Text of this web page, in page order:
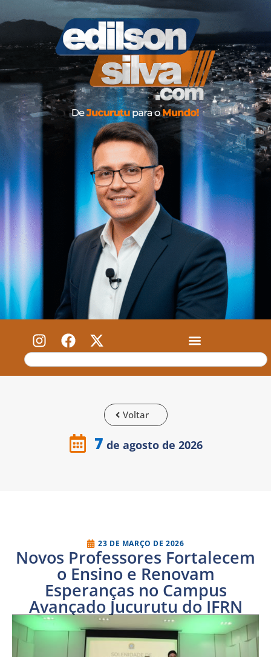
Voltar
7 de agosto de 2026
23 DE MARÇO DE 2026
Novos Professores Fortalecem
o Ensino e Renovam
Esperanças no Campus
Avançado Jucurutu do IFRN